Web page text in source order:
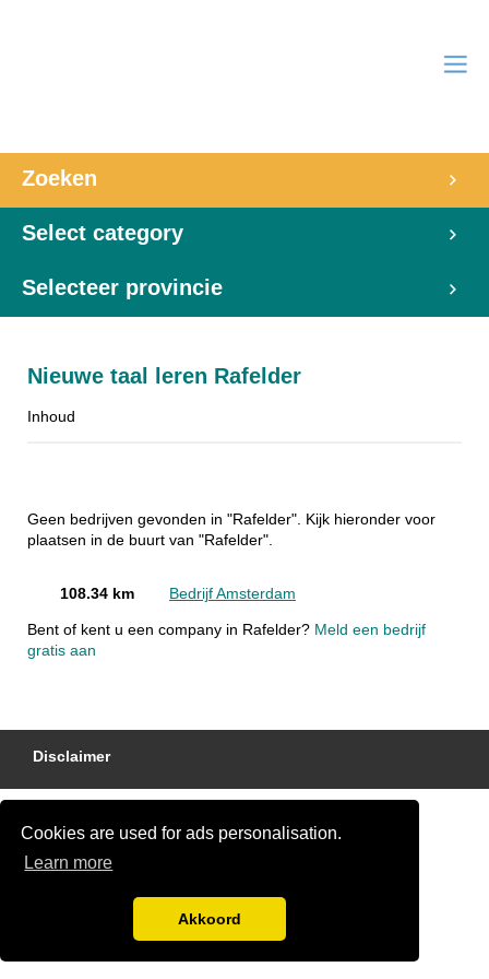
Cookies are used for ads personalisation.
Learn more
Akkoord
Zoeken
Select category
Selecteer provincie
Nieuwe taal leren Rafelder
Inhoud
Geen bedrijven gevonden in "Rafelder". Kijk hieronder voor
plaatsen in de buurt van "Rafelder".
108.34 km Bedrijf Amsterdam
Bent of kent u een company in Rafelder? Meld een bedrijf
gratis aan
Disclaimer